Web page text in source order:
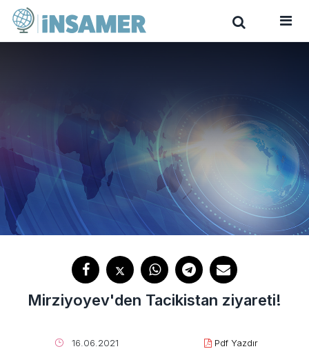
Mirziyoyev'den Tacikistan ziyareti!
16.06.2021 Pdf Yazdır